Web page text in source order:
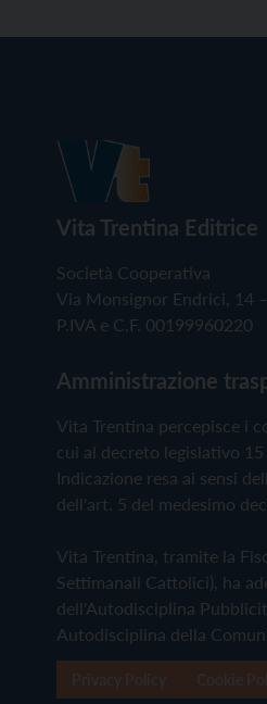
Vita Trentina Editrice
Società Cooperativa
Via Monsignor Endrici, 14
P.IVA e C.F. 00199960220
Amministrazione
Vita Trentina percepisce i
cui al decreto legislativo
Indicazione resa ai sensi
dell'art. 5 del medesimo
Vita Trentina, tramite la
Settimanali Cattolici), ha
dell'Autodisciplina
Autodisciplina della